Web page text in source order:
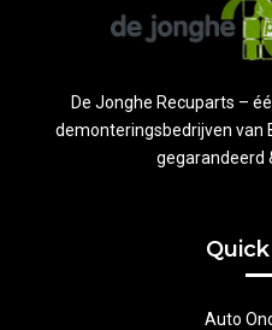
De Jonghe Recuparts –
demonteringsbedrijven van
gegarandeerd
Auto